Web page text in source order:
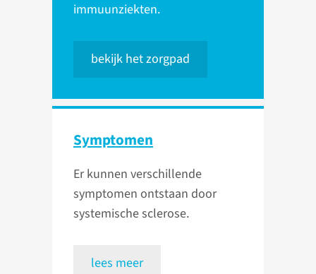
immuunziekten.
bekijk het zorgpad
Symptomen
Er kunnen verschillende
symptomen ontstaan door
systemische sclerose.
lees meer